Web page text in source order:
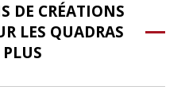
DE CRÉATIONS
LES QUADRAS
PLUS